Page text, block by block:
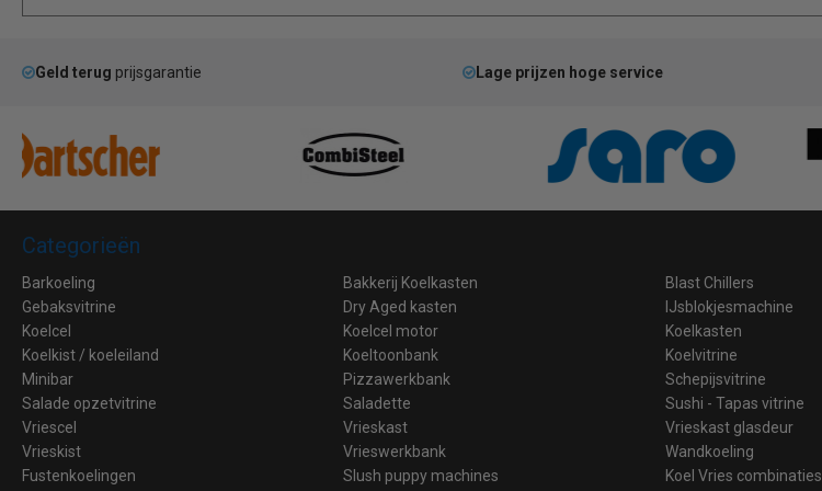
Geld terug prijsgarantie Lage prijzen hoge service
Categorieën
Barkoeling Bakkerij Koelkasten Blast Chillers
Gebaksvitrine
Dry Aged kasten IJsblokjesmachine
Koelcel
Koelcel motor Koelkasten
Koelkist / koeleiland
Koeltoonbank Koelvitrine
Minibar
Pizzawerkbank Schepijsvitrine
Salade opzetvitrine
Saladette Sushi - Tapas vitrine
Vriescel
Vrieskast Vrieskast glasdeur
Vrieskist
Vrieswerkbank Wandkoeling
Fustenkoelingen
Slush puppy machines Koel Vries combinaties